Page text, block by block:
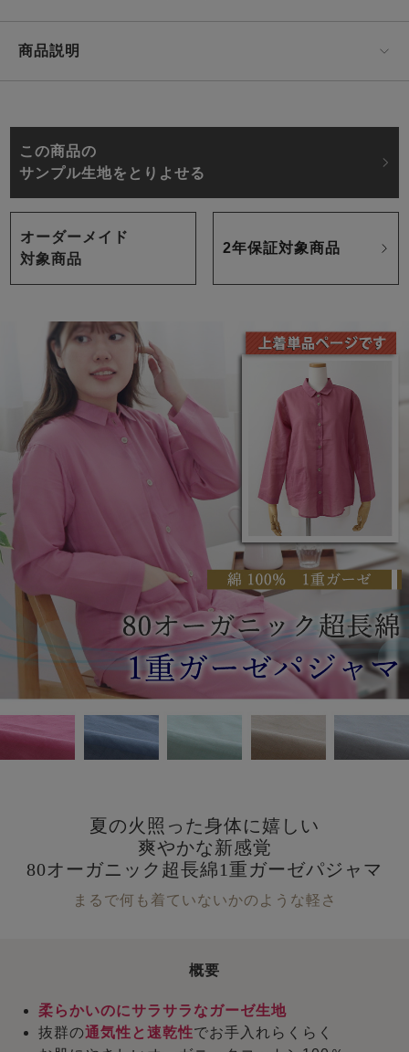
商品説明
この商品の
サンプル生地をとりよせる
オーダーメイド
対象商品
2年保証対象商品
夏の火照った身体に嬉しい
爽やかな新感覚
80オーガニック超長綿1重ガーゼパジャマ
まるで何も着ていないかのような軽さ
概要
柔らかいのにサラサラなガーゼ生地
抜群の通気性と速乾性でお手入れらくらく